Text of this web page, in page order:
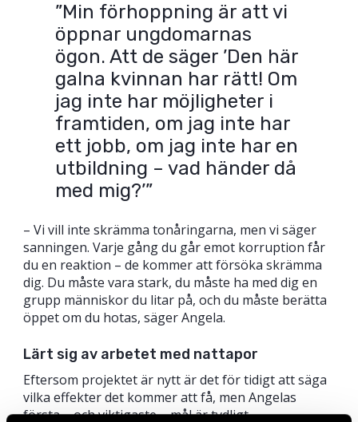
”Min förhoppning är att vi
öppnar ungdomarnas
ögon. Att de säger ’Den här
galna kvinnan har rätt! Om
jag inte har möjligheter i
framtiden, om jag inte har
ett jobb, om jag inte har en
utbildning – vad händer då
med mig?’”
– Vi vill inte skrämma tonåringarna, men vi säger
sanningen. Varje gång du går emot korruption får
du en reaktion – de kommer att försöka skrämma
dig. Du måste vara stark, du måste ha med dig en
grupp människor du litar på, och du måste berätta
öppet om du hotas, säger Angela.
Lärt sig av arbetet med nattapor
Eftersom projektet är nytt är det för tidigt att säga
vilka effekter det kommer att få, men Angelas
första – och viktigaste – mål är tydligt.